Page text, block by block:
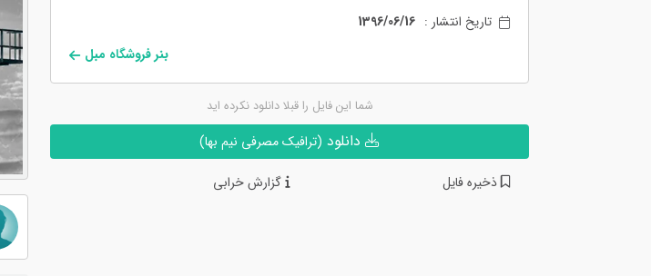
تاریخ انتشار : 1396/06/16
بنر فروشگاه مبل
شما این فایل را قبلا دانلود نکرده اید
(ترافیک مصرفی نیم بها)
ذخیره فایل گزارش خرابی